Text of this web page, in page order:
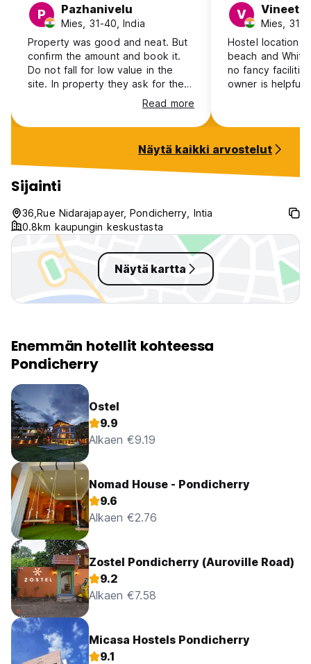
P Pazhanivelu
Mies, 31-40, India
Property was good and neat. But
confirm the amount and book it.
Do not fall for low value in the
site. In property they ask for the
original amount and not the online
Read more
V Vineet
Mies, 31-
Hostel location
beach and White
no fancy
owner is helpful.
Näytä kaikki arvostelut
Sijainti
36,Rue Nidarajapayer, Pondicherry, Intia
0.8km kaupungin keskustasta
Näytä kartta
Enemmän hotellit kohteessa
Pondicherry
Ostel
9.9
Alkaen €9.19
Nomad House - Pondicherry
9.6
Alkaen €2.76
Zostel Pondicherry (Auroville Road)
9.2
Alkaen €7.58
Micasa Hostels Pondicherry
9.1